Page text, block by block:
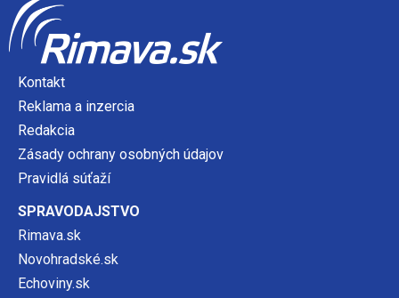
Kontakt
Reklama a inzercia
Redakcia
Zásady ochrany osobných údajov
Pravidlá súťaží
SPRAVODAJSTVO
Rimava.sk
Novohradské.sk
Echoviny.sk